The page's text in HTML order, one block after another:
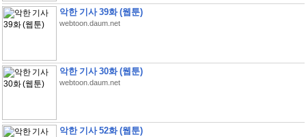
악한 기사 39화 (웹툰)
webtoon.daum.net
악한 기사 30화 (웹툰)
webtoon.daum.net
악한 기사 52화 (웹툰)